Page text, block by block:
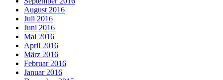
August 2016
Juli 2016
Juni 2016
Mai 2016
April 2016
März 2016
Februar 2016
Januar 2016